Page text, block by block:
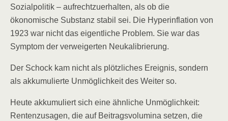
Sozialpolitik – aufrechtzuerhalten, als ob die
ökonomische Substanz stabil sei. Die Hyperinflation von
1923 war nicht das eigentliche Problem. Sie war das
Symptom der verweigerten Neukalibrierung.
Der Schock kam nicht als plötzliches Ereignis, sondern
als akkumulierte Unmöglichkeit des Weiter so.
Heute akkumuliert sich eine ähnliche Unmöglichkeit:
Rentenzusagen, die auf Beitragsvolumina setzen, die